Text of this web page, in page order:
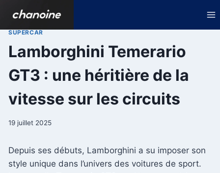
contenu
SUPERCAR
Lamborghini Temerario
GT3 : une héritière de la
vitesse sur les circuits
19 juillet 2025
Depuis ses débuts, Lamborghini a su imposer son
style unique dans l’univers des voitures de sport.